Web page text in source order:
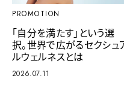
PROMOTION
「自分を満たす」という選
択。世界で広がるセクシュ
ルウェルネスとは
2026.07.11